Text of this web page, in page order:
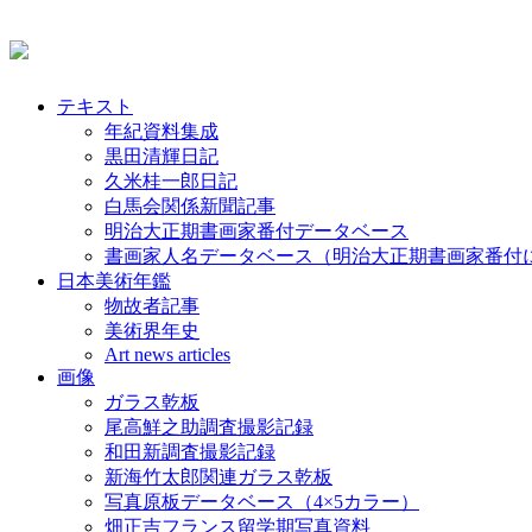
テキスト
年紀資料集成
黒田清輝日記
久米桂一郎日記
白馬会関係新聞記事
明治大正期書画家番付データベース
書画家人名データベース（明治大正期書画家番付
日本美術年鑑
物故者記事
美術界年史
Art news articles
画像
ガラス乾板
尾高鮮之助調査撮影記録
和田新調査撮影記録
新海竹太郎関連ガラス乾板
写真原板データベース（4×5カラー）
畑正吉フランス留学期写真資料